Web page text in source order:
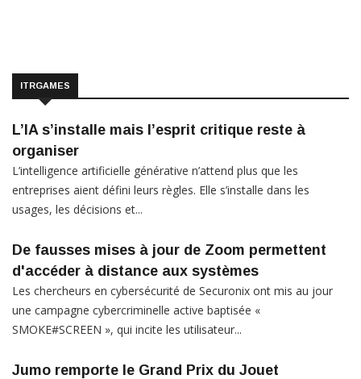
ITRGAMES
L’IA s’installe mais l’esprit critique reste à
organiser
L’intelligence artificielle générative n’attend plus que les
entreprises aient défini leurs règles. Elle s’installe dans les
usages, les décisions et...
De fausses mises à jour de Zoom permettent
d'accéder à distance aux systèmes
Les chercheurs en cybersécurité de Securonix ont mis au jour
une campagne cybercriminelle active baptisée «
SMOKE#SCREEN », qui incite les utilisateur...
Jumo remporte le Grand Prix du Jouet